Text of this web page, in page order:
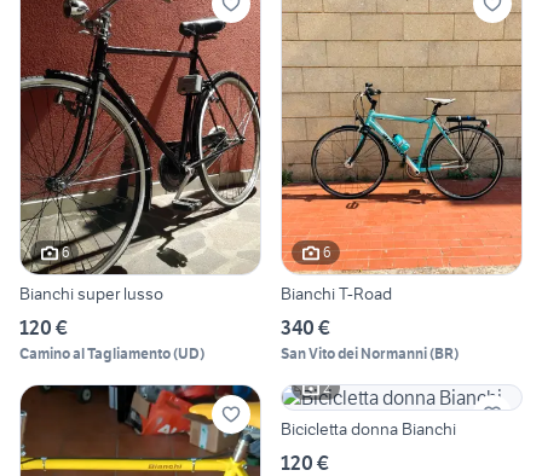
6
Bianchi super lusso
120 €
Camino al Tagliamento(UD)
6
Bianchi T-Road
340 €
San Vito dei Normanni(BR)
2
Bicicletta donna Bianchi
120 €